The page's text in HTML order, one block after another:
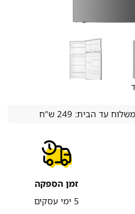
עד הבית: 249 ש"ח
זמן הספקה
5 ימי עסקים